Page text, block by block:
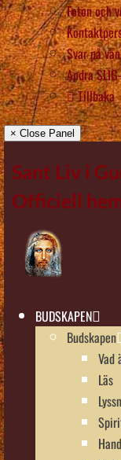
Foton och
Svar på
Andra
Tillbaka
× Close Panel
Sant Liv i
Officiell
BUDSKAPEN
Budskapen
Vad
Läs